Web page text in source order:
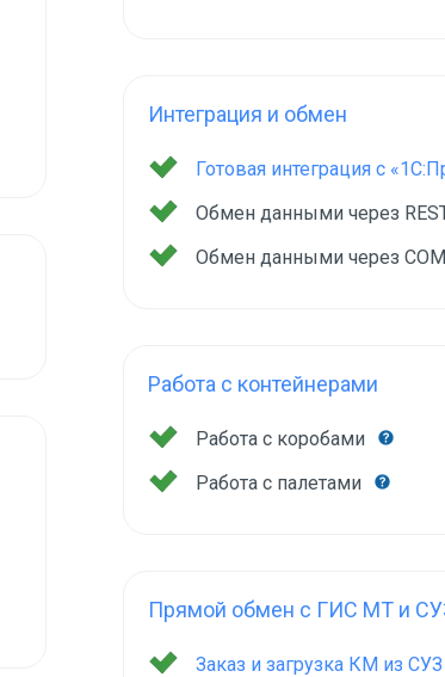
Интеграция и обмен
Готовая интеграция с
Обмен данными через
Обмен данными через
Работа с контейнерами
Работа с коробами
Работа с палетами
Прямой обмен с ГИС МТ и
Заказ и загрузка КМ из